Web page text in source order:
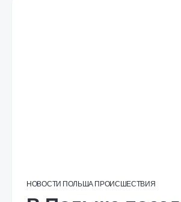
НОВОСТИ ПОЛЬША ПРОИСШЕСТВИЯ